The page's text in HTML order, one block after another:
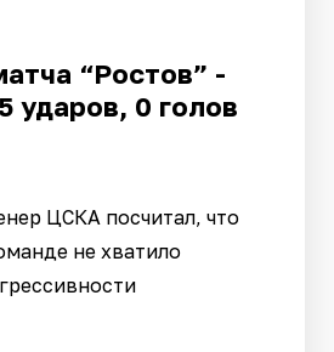
“Ростов” -
ударов, 0 голов
ЦСКА посчитал, что
не хватило